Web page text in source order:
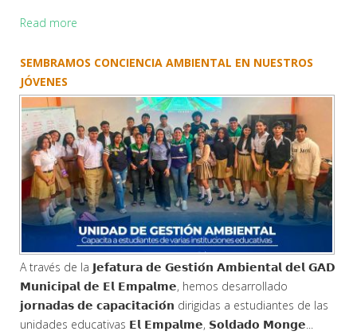
Read more
SEMBRAMOS CONCIENCIA AMBIENTAL EN NUESTROS
JÓVENES
A través de la 𝗝𝗲𝗳𝗮𝘁𝘂𝗿𝗮 𝗱𝗲 𝗚𝗲𝘀𝘁𝗶𝗼́𝗻 𝗔𝗺𝗯𝗶𝗲𝗻𝘁𝗮𝗹 𝗱𝗲𝗹 𝗚𝗔𝗗
𝗠𝘂𝗻𝗶𝗰𝗶𝗽𝗮𝗹 𝗱𝗲 𝗘𝗹 𝗘𝗺𝗽𝗮𝗹𝗺𝗲, hemos desarrollado
𝗷𝗼𝗿𝗻𝗮𝗱𝗮𝘀 𝗱𝗲 𝗰𝗮𝗽𝗮𝗰𝗶𝘁𝗮𝗰𝗶𝗼́𝗻 dirigidas a estudiantes de las
unidades educativas 𝗘𝗹 𝗘𝗺𝗽𝗮𝗹𝗺𝗲, 𝗦𝗼𝗹𝗱𝗮𝗱𝗼 𝗠𝗼𝗻𝗴𝗲...